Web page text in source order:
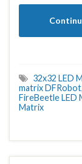
32x32 LED
matrix DFRobot,
FireBeetle LED
Matrix